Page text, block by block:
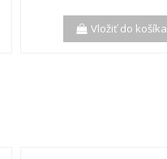
Vložiť do košíka